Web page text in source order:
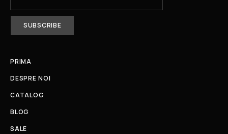
PRIMA
DESPRE NOI
CATALOG
BLOG
SALE